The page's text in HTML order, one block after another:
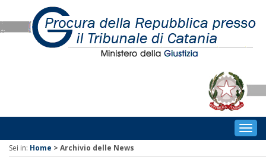
Sei in: Home > Archivio delle News